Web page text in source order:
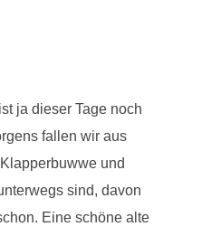
ja dieser Tage noch
fallen wir aus
und
sind, davon
Eine schöne alte